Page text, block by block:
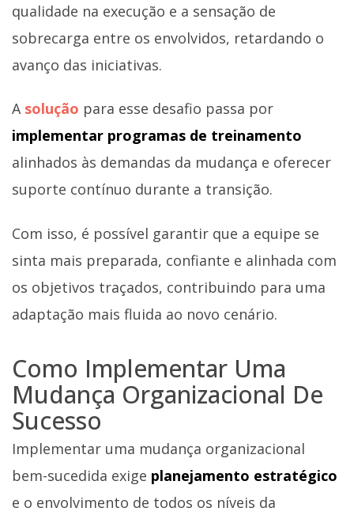
qualidade na execução e a sensação de
sobrecarga entre os envolvidos, retardando o
avanço das iniciativas.
A solução para esse desafio passa por
implementar programas de treinamento
alinhados às demandas da mudança e oferecer
suporte contínuo durante a transição.
Com isso, é possível garantir que a equipe se
sinta mais preparada, confiante e alinhada com
os objetivos traçados, contribuindo para uma
adaptação mais fluida ao novo cenário.
Como Implementar Uma
Mudança Organizacional De
Sucesso
Implementar uma mudança organizacional
bem-sucedida exige planejamento estratégico
e o envolvimento de todos os níveis da